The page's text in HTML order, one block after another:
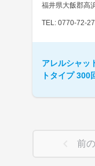
福井県大飯郡高
TEL: 0770-72-
アレルシャッ
トタイプ 300
前の